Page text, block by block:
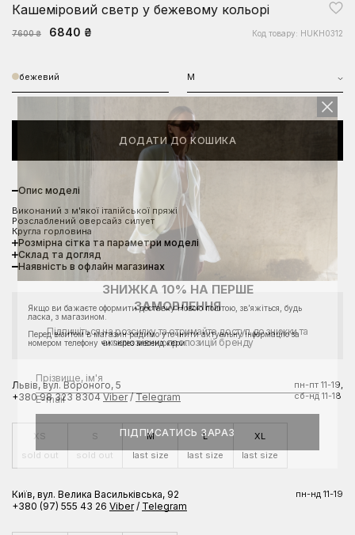
Кашеміровий светр у бежевому кольорі
7600 ₴ 6840 ₴ Код товару: HUKH0312
бежевий M
ДОДАТИ ДО КОШИКА
Опис моделі
Виконаний з м'якої італійської пряжі
Розслаблений оверсайз силует
Кругла горловина
Розмірна сітка та параметри моделі
Склад та догляд
Наявність в офлайн магазинах
Якщо ви бажаєте оформити доставку Новою поштою, звʼяжіться, будь
ласка, з магазином.
Перед візитом в магазин радимо уточнити актуальну інформацію за
номером телефону чи через месенджери.
Львів, вул. Вороного, 5
+380 98 323 8304 Viber / Telegram
пн-пт 11-19,
сб-нд 11-18
XS
sold out
S
sold out
M
last size
L
last size
XL
last size
Київ, вул. Велика Васильківська, 92
+380 (97) 555 43 26 Viber / Telegram
пн-нд 11-19
ЗНИЖКА 10% НА ПЕРШЕ
ЗАМОВЛЕННЯ
Підпишіться на розсилку та отримайте доступ до знижки та
ексклюзивних пропозицій бренду
ПІДПИСАТИСЬ ЗАРАЗ